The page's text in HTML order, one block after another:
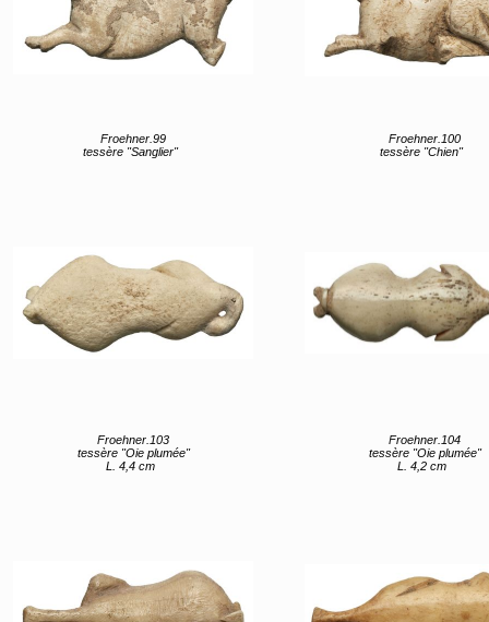
Froehner.99
tessère "Sanglier"
Froehner.100
tessère "Chien"
Froehner.103
tessère "Oie plumée"
L. 4,4 cm
Froehner.104
tessère "Oie plumée"
L. 4,2 cm